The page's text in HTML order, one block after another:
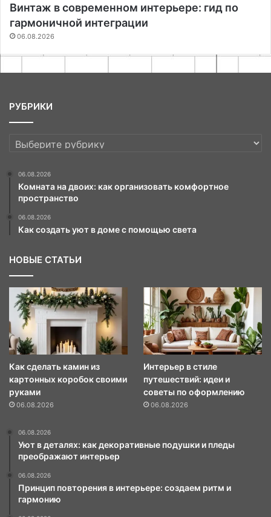
Винтаж в современном интерьере: гид по
гармоничной интеграции
06.08.2026
РУБРИКИ
РУБРИКИ
06.08.2026
Комната на двоих: как организовать комфортное
пространство
06.08.2026
Как создать уют в доме с помощью света
НОВЫЕ СТАТЬИ
Как сделать камин из
картонных коробок своими
руками
06.08.2026
Интерьер в стиле
путешествий: идеи и
советы по оформлению
06.08.2026
06.08.2026
Уют в деталях: как декоративные подушки и пледы
преображают интерьер
06.08.2026
Принцип повторения в интерьере: создаем ритм и
гармонию